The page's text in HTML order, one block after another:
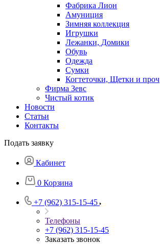
Фабрика Лион
Амуниция
Зимняя коллекция
Игрушки
Лежанки, Домики
Обувь
Одежда
Сумки
Когтеточки, Щетки и проч
Фирма Зевс
Чистый котик
Новости
Статьи
Контакты
Подать заявку
Кабинет
0 Корзина
+7 (962) 315-15-45
Телефоны
+7 (962) 315-15-45
Заказать звонок